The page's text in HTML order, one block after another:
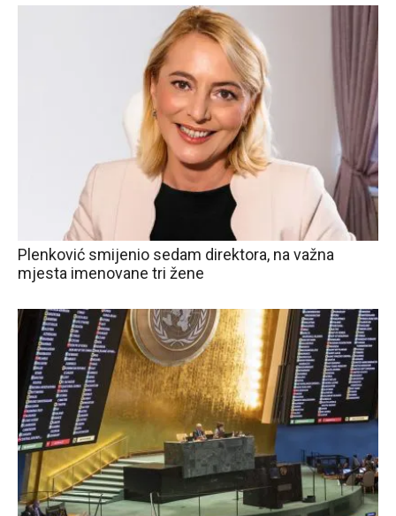
Plenković smijenio sedam direktora, na važna
mjesta imenovane tri žene